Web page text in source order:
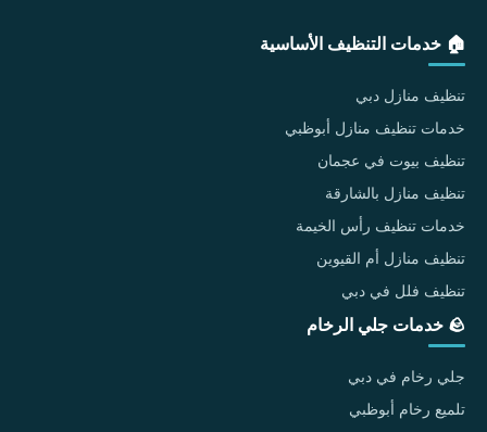
🏠 خدمات التنظيف الأساسية
تنظيف منازل دبي
خدمات تنظيف منازل أبوظبي
تنظيف بيوت في عجمان
تنظيف منازل بالشارقة
خدمات تنظيف رأس الخيمة
تنظيف منازل أم القيوين
تنظيف فلل في دبي
🪨 خدمات جلي الرخام
جلي رخام في دبي
تلميع رخام أبوظبي